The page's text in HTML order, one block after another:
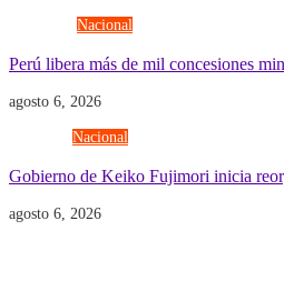
Nacional
Perú libera más de mil concesiones
agosto 6, 2026
Nacional
Gobierno de Keiko Fujimori inicia
agosto 6, 2026